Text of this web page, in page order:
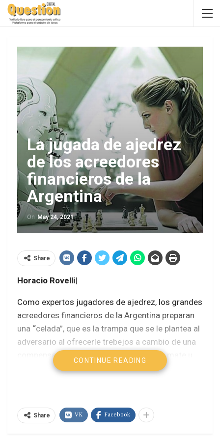
La jugada de ajedrez
de los acreedores
financieros de la
Argentina
On May 24, 2021
Share
Horacio Rovelli|
Como expertos jugadores de ajedrez, los grandes
acreedores financieros de la Argentina preparan
una “celada”, que es la trampa que se le plantea al
adversario al ofrecerle trebejos a cambio de una
compensación mayor, como darle jaque mate u
obtener una ganancia que compense con creces
cosecha y el ingreso de divisas.
CONTINUE READING
Share VK Facebook